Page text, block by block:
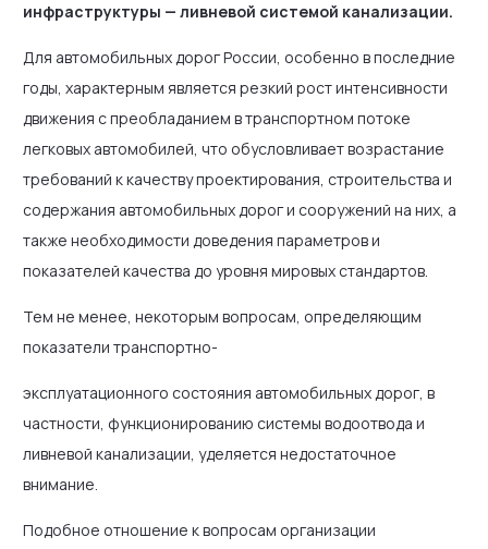
инфраструктуры — ливневой системой канализации.
Для автомобильных дорог России, особенно в последние
годы, характерным является резкий рост интенсивности
движения с преобладанием в транспортном потоке
легковых автомобилей, что обусловливает возрастание
требований к качеству проектирования, строительства и
содержания автомобильных дорог и сооружений на них, а
также необходимости доведения параметров и
показателей качества до уровня мировых стандартов.
Тем не менее, некоторым вопросам, определяющим
показатели транспортно-
эксплуатационного состояния автомобильных дорог, в
частности, функционированию системы водоотвода и
ливневой канализации, уделяется недостаточное
внимание.
Подобное отношение к вопросам организации